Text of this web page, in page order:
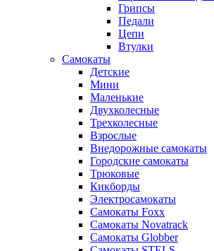
Грипсы
Педали
Цепи
Втулки
Самокаты
Детские
Мини
Маленькие
Двухколесные
Трехколесные
Взрослые
Внедорожные самокаты
Городские самокаты
Трюковые
Кикборды
Электросамокаты
Самокаты Foxx
Самокаты Novatrack
Самокаты Globber